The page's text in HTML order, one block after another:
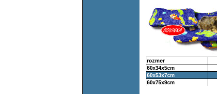
rozmer
60x34x5cm
60x53x7cm
60x75x9cm